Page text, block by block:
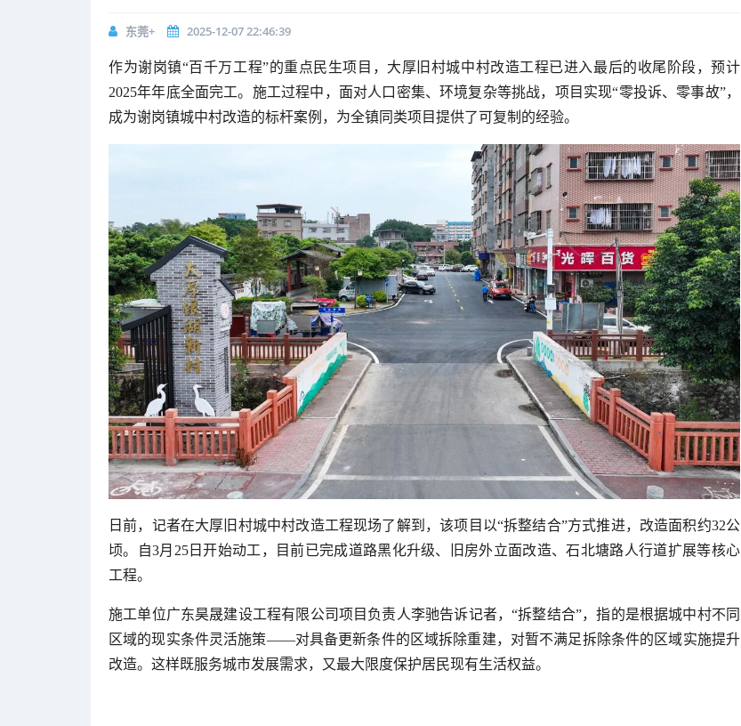
东莞+ 2025-12-07 22:46:39
作为谢岗镇“百千万工程”的重点民生项目，大厚旧村城中村改造工程已进入最后的收尾阶段，预计
2025年年底全面完工。施工过程中，面对人口密集、环境复杂等挑战，项目实现“零投诉、零事故”，
成为谢岗镇城中村改造的标杆案例，为全镇同类项目提供了可复制的经验。
日前，记者在大厚旧村城中村改造工程现场了解到，该项目以“拆整结合”方式推进，改造面积约32公
顷。自3月25日开始动工，目前已完成道路黑化升级、旧房外立面改造、石北塘路人行道扩展等核心
工程。
施工单位广东昊晟建设工程有限公司项目负责人李驰告诉记者，“拆整结合”，指的是根据城中村不同
区域的现实条件灵活施策——对具备更新条件的区域拆除重建，对暂不满足拆除条件的区域实施提升
改造。这样既服务城市发展需求，又最大限度保护居民现有生活权益。